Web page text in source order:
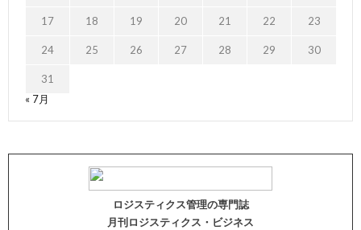
17 18 19 20 21 22 23
24 25 26 27 28 29 30
31
« 7月
ロジスティクス管理の専門誌
月刊ロジスティクス・ビジネス